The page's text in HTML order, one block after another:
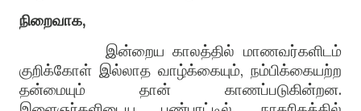
நிறைவாக,
இன்றைய காலத்தில் மாணவர்களிடம்
குறிக்கோள் இல்லாத வாழ்க்கையும், நம்பிக்கையற்ற
தன்மையும் தான் காணப்படுகின்றன.